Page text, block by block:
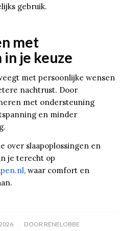
gebruik.
met
je keuze
met persoonlijke wensen
nachtrust. Door
met ondersteuning
en minder
over slaapoplossingen en
je terecht op
, waar comfort en
DOOR RENELOBBE